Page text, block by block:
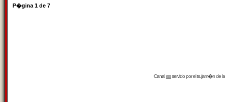
P�gina 1 de 7
Canalrssservido por eltrujam�nde